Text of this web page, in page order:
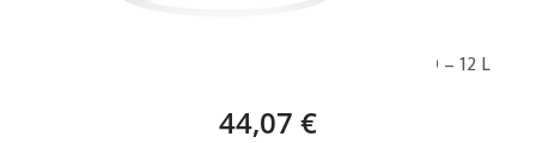
PYMA REVESTIMIENTO LISO FACHADAS BLANCO – 12 L
44,07 €